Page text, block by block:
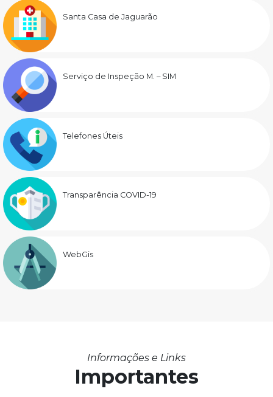
Santa Casa de Jaguarão
Serviço de Inspeção M. – SIM
Telefones Úteis
Transparência COVID-19
WebGis
Informações e Links
Importantes